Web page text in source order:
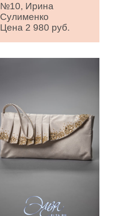
№10, Ирина
Сулименко
Цена 2 980 руб.